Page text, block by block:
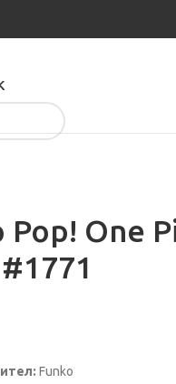
Pop! One
Funko